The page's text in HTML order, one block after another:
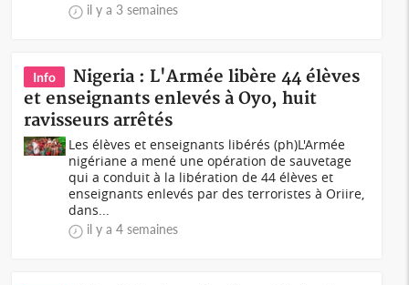
il y a 3 semaines
Info
Nigeria : L'Armée libère 44 élèves
et enseignants enlevés à Oyo, huit
ravisseurs arrêtés
Les élèves et enseignants libérés (ph)L'Armée
nigériane a mené une opération de sauvetage
qui a conduit à la libération de 44 élèves et
enseignants enlevés par des terroristes à Oriire,
dans...
il y a 4 semaines